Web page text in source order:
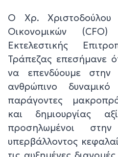
Ο Χρ. Χριστοδούλου
Οικονομικών
Εκτελεστικής
Τράπεζας επεσήμανε
να επενδύουμε στην
ανθρώπινο
παράγοντες
και δημιουργίας
προσηλωμένοι
υπερβάλλοντος